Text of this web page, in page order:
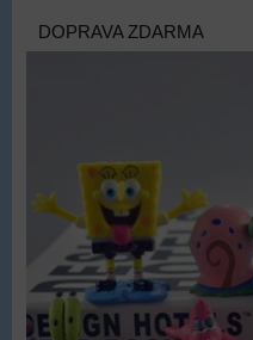
DOPRAVA ZDARMA